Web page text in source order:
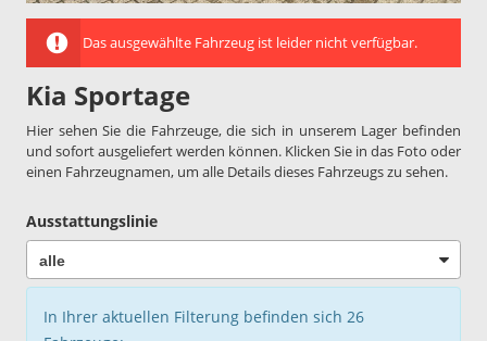
Das ausgewählte Fahrzeug ist leider nicht verfügbar.
Kia Sportage
Hier sehen Sie die Fahrzeuge, die sich in unserem Lager befinden
und sofort ausgeliefert werden können. Klicken Sie in das Foto oder
einen Fahrzeugnamen, um alle Details dieses Fahrzeugs zu sehen.
Ausstattungslinie
In Ihrer aktuellen Filterung befinden sich 26